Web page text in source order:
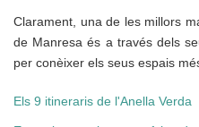
Clarament, una de les millors
de Manresa és a través dels
per conèixer els seus espais
Els 9 itineraris de l'Anella Verda